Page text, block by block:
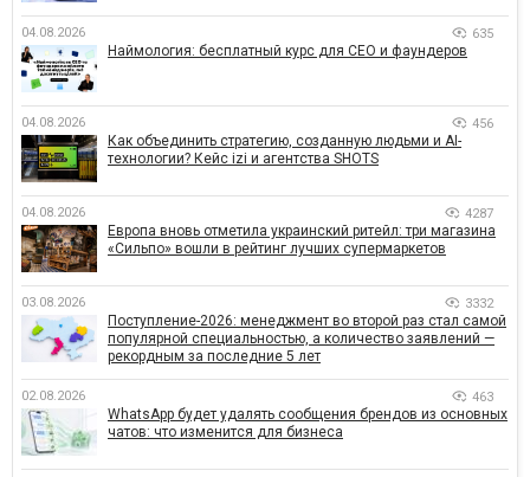
04.08.2026 635
Наймология: бесплатный курс для CEO и фаундеров
04.08.2026 456
Как объединить стратегию, созданную людьми и AI-
технологии? Кейс izi и агентства SHOTS
04.08.2026 4287
Европа вновь отметила украинский ритейл: три магазина
«Сильпо» вошли в рейтинг лучших супермаркетов
03.08.2026 3332
Поступление-2026: менеджмент во второй раз стал самой
популярной специальностью, а количество заявлений —
рекордным за последние 5 лет
02.08.2026 463
WhatsApp будет удалять сообщения брендов из основных
чатов: что изменится для бизнеса